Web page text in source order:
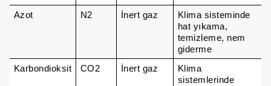
Azot N2 İnert gaz
Klima sisteminde
hat yıkama,
temizleme, nem
giderme
Karbondioksit
CO2 İnert gaz
Klima
sistemlerinde